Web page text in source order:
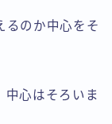
るのか中心をそ
中心はそろいま